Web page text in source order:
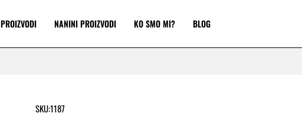
PROIZVODI NANINI PROIZVODI KO SMO MI? BLOG
SKU:1187